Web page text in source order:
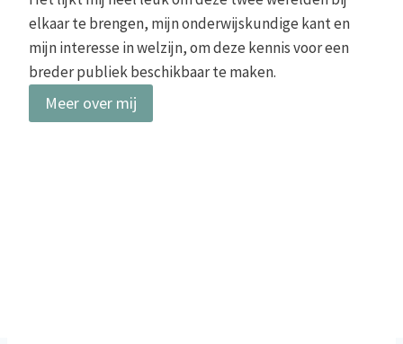
elkaar te brengen, mijn onderwijskundige kant en
mijn interesse in welzijn, om deze kennis voor een
breder publiek beschikbaar te maken.
Meer over mij